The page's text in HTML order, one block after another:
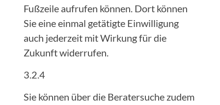
Fußzeile aufrufen können. Dort können
Sie eine einmal getätigte Einwilligung
auch jederzeit mit Wirkung für die
Zukunft widerrufen.
3.2.4
Sie können über die Beratersuche zudem